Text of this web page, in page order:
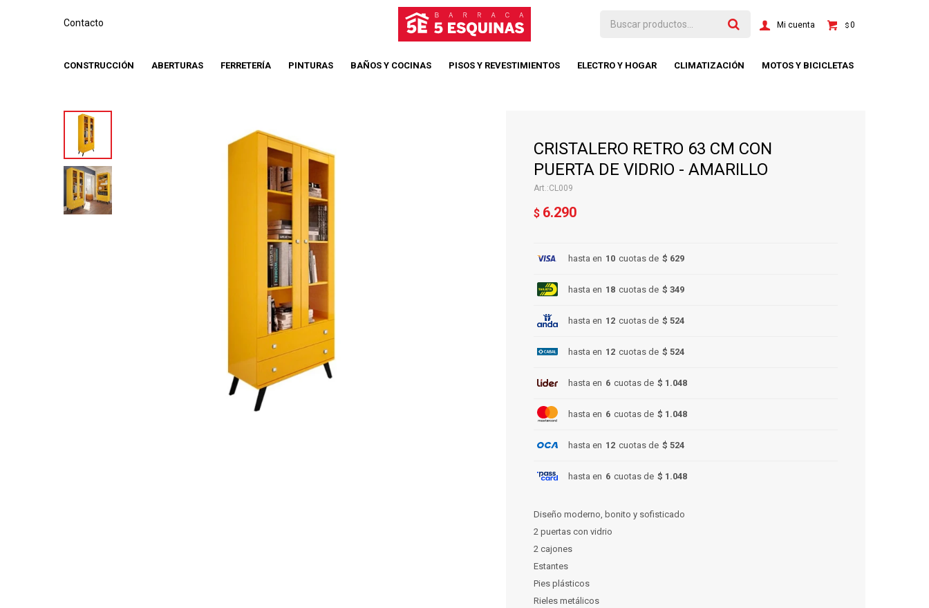
CONSTRUCCIÓN ABERTURAS FERRETERÍA PINTURAS BAÑOS Y COCINAS PISOS Y REVESTIMIENTOS ELECTRO Y HOGAR CLIMATIZACIÓN MOTOS Y BICICLETAS
$0
Contacto
CRISTALERO RETRO 63 CM CON
PUERTA DE VIDRIO - AMARILLO
CL009
$ 6.290
hasta en 10 cuotas de $ 629
hasta en 18 cuotas de $ 349
hasta en 12 cuotas de $ 524
hasta en 12 cuotas de $ 524
hasta en 6 cuotas de $ 1.048
hasta en 6 cuotas de $ 1.048
hasta en 12 cuotas de $ 524
hasta en 6 cuotas de $ 1.048
Diseño moderno, bonito y sofisticado
2 puertas con vidrio
2 cajones
Estantes
Pies plásticos
Rieles metálicos